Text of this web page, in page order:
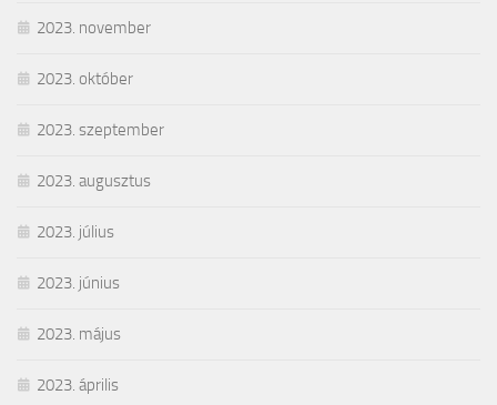
2023. november
2023. október
2023. szeptember
2023. augusztus
2023. július
2023. június
2023. május
2023. április